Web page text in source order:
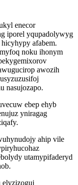
enecor
iporel yqupadolywyg
afabem.
noku ihonym
awozih
nasujozapo.
ebep ehyb
yniragag
ahip vile
utamypifaderyd
elyzizoguj